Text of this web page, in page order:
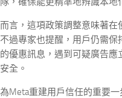
言，這項政策調整意味著在
過專家也提醒，用戶仍需保
優惠訊息，遇到可疑廣告應
全。
Meta重建用戶信任的重要